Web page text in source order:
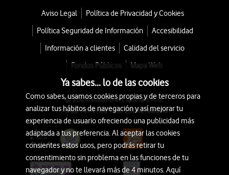
Aviso Legal
Política de Privacidad y Cookies
Política Seguridad de Información
Accesibilidad
Información a clientes
Calidad del servicio
Fondos Públicos
Mapa Web
© 2026 Vodafone España S.A.U.
Avda. América 115, 28042 Madrid
Ya sabes... lo de las cookies
Como sabes, usamos cookies propias y de terceros para
analizar tus hábitos de navegación y así mejorar tu
experiencia de usuario ofreciendo una publicidad más
adaptada a tus preferencia. Al aceptar las cookies
consientes estos usos, pero podrás retirar tu
consentimiento sin problema en las funciones de tu
navegador y no te llevará más de 4 minutos. Aquí